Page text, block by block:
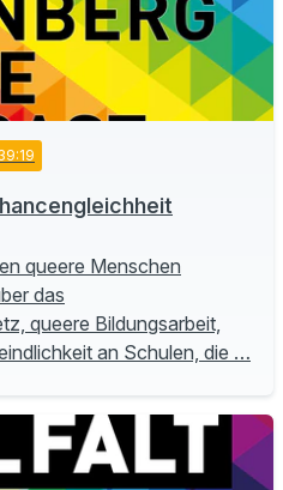
queere Menschen
das
queere Bildungsarbeit,
an Schulen, die …